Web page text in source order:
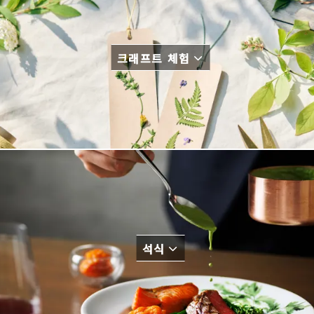
크래프트 체험
석식